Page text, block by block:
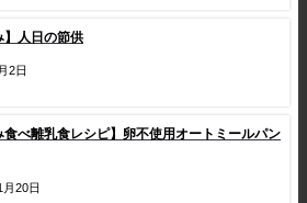
】人日の節供
2日
食べ離乳食レシピ】卵不使用オートミールパン
20日